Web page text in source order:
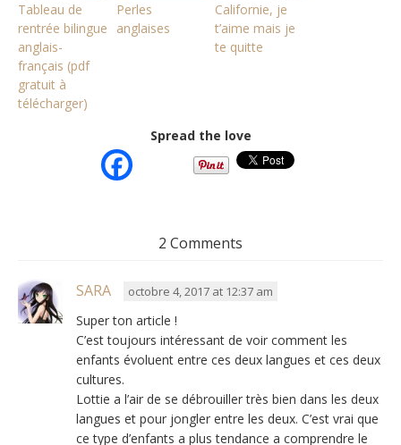
Tableau de
rentrée bilingue
anglais-
français (pdf
gratuit à
télécharger)
Perles
anglaises
Californie, je
t’aime mais je
te quitte
Spread the love
2 Comments
SARA octobre 4, 2017 at 12:37 am
Super ton article !
C’est toujours intéressant de voir comment les
enfants évoluent entre ces deux langues et ces deux
cultures.
Lottie a l’air de se débrouiller très bien dans les deux
langues et pour jongler entre les deux. C’est vrai que
ce type d’enfants a plus tendance a comprendre le